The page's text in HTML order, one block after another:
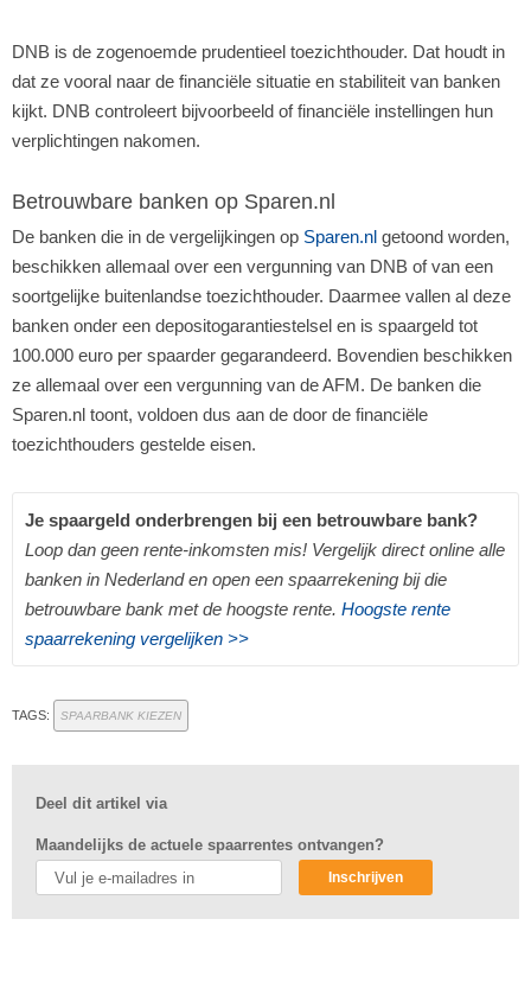
DNB is de zogenoemde prudentieel toezichthouder. Dat houdt in
dat ze vooral naar de financiële situatie en stabiliteit van banken
kijkt. DNB controleert bijvoorbeeld of financiële instellingen hun
verplichtingen nakomen.
Betrouwbare banken op Sparen.nl
De banken die in de vergelijkingen op Sparen.nl getoond worden,
beschikken allemaal over een vergunning van DNB of van een
soortgelijke buitenlandse toezichthouder. Daarmee vallen al deze
banken onder een depositogarantiestelsel en is spaargeld tot
100.000 euro per spaarder gegarandeerd. Bovendien beschikken
ze allemaal over een vergunning van de AFM. De banken die
Sparen.nl toont, voldoen dus aan de door de financiële
toezichthouders gestelde eisen.
Je spaargeld onderbrengen bij een betrouwbare bank?
Loop dan geen rente-inkomsten mis! Vergelijk direct online alle
banken in Nederland en open een spaarrekening bij die
betrouwbare bank met de hoogste rente. Hoogste rente
spaarrekening vergelijken >>
TAGS: SPAARBANK KIEZEN
Deel dit artikel via
Maandelijks de actuele spaarrentes ontvangen?
Inschrijven